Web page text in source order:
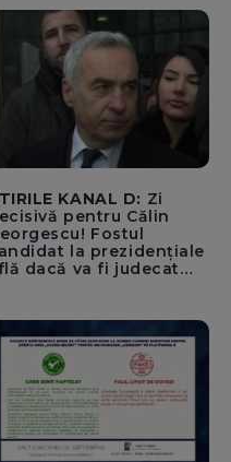
parbrizului
- FOTO, VIDEO
KANAL D: Zi
pentru Călin
Fostul
la prezidențiale
dacă va fi judecat